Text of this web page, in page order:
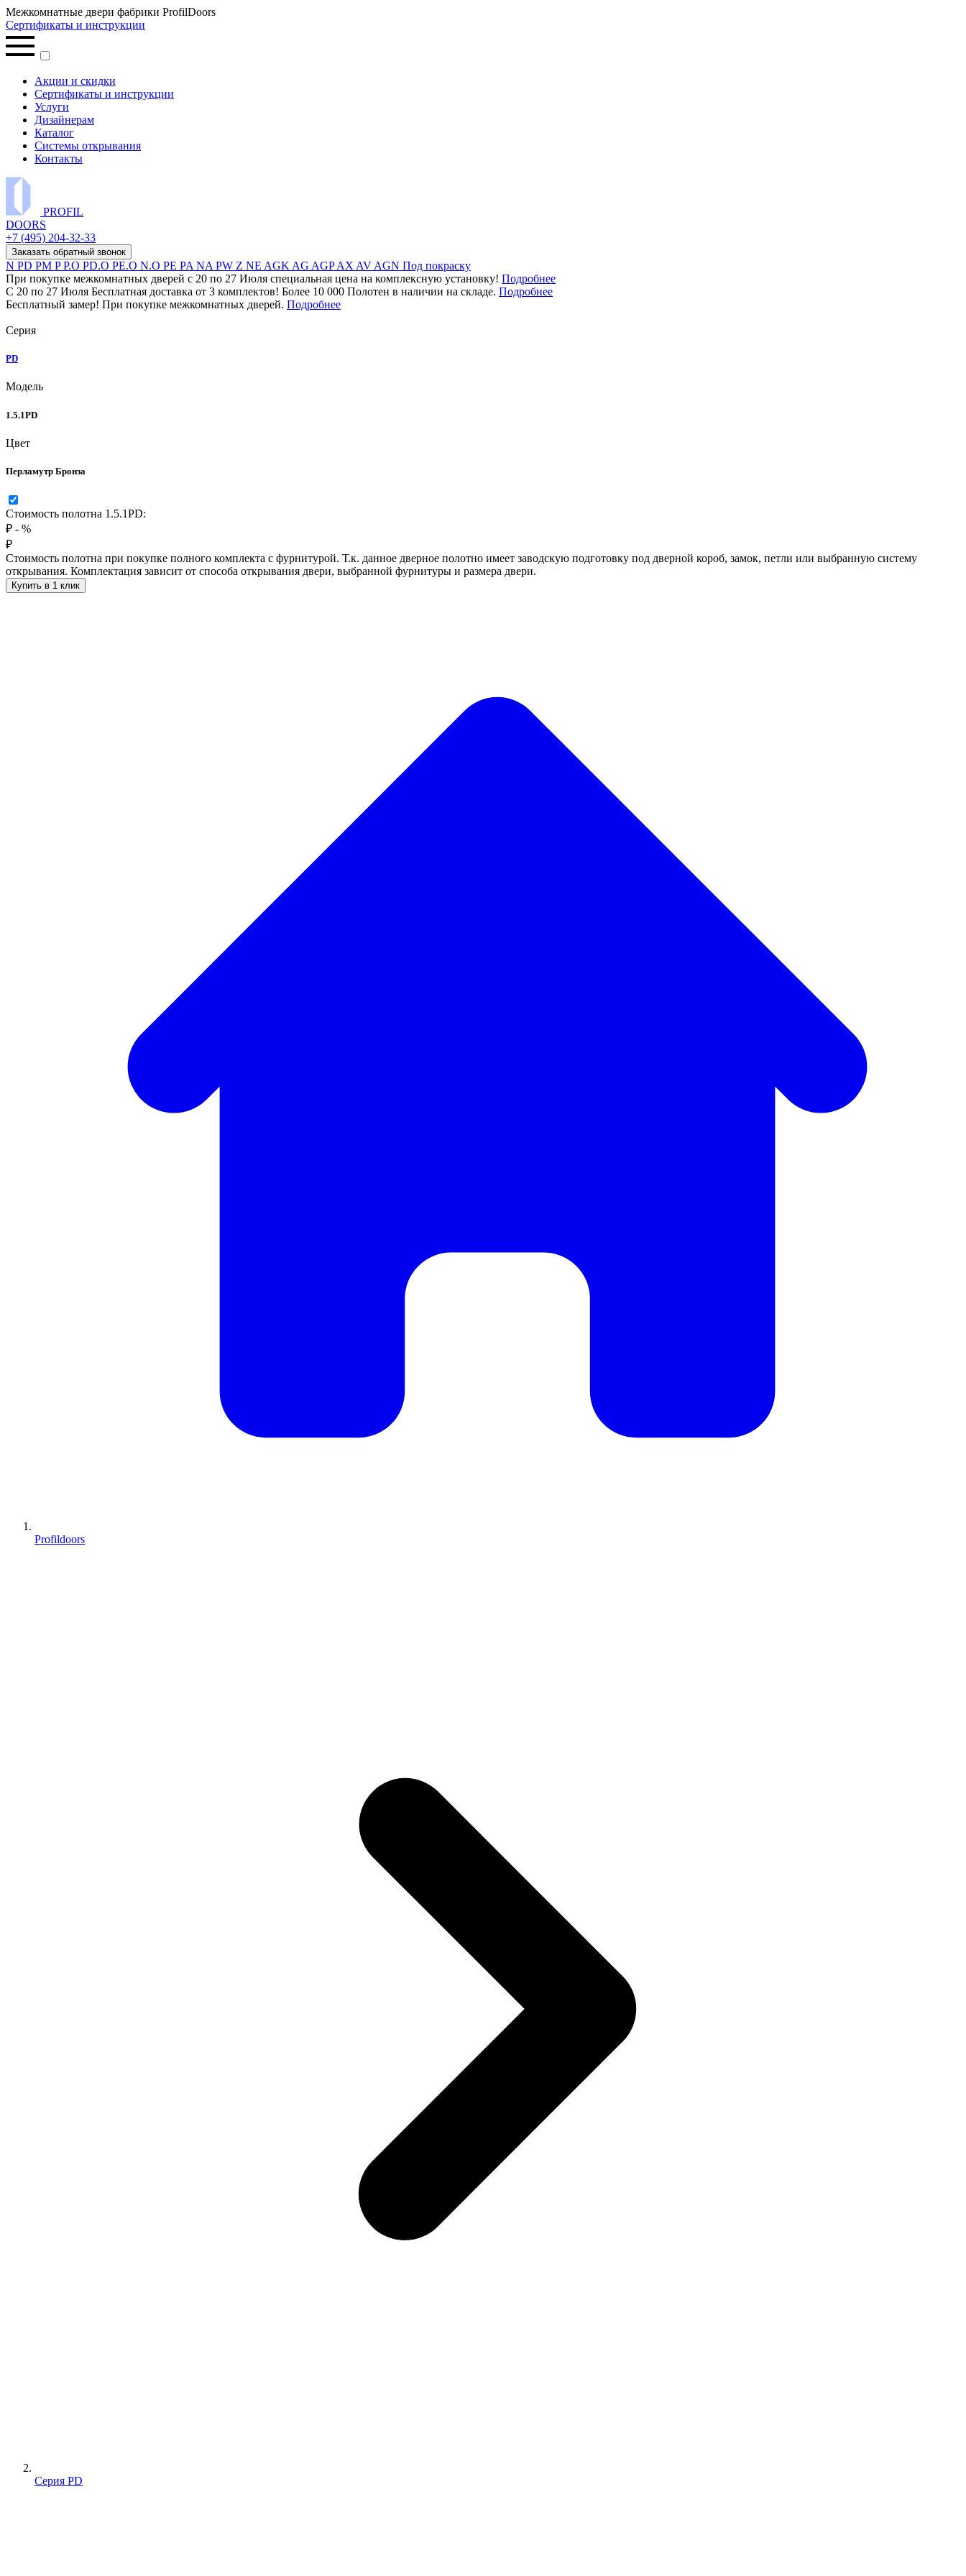
Межкомнатные двери фабрики ProfilDoors
Сертификаты и инструкции
Акции и скидки
Сертификаты и инструкции
Услуги
Дизайнерам
Каталог
Системы открывания
Контакты
PROFIL
DOORS
+7 (495) 204-32-33
Заказать обратный звонок
N PD PM PP.O PD.O PE.O N.O PE PA NA PW Z NE AGK AG AGPAX AV AGN Под покраску
При покупке межкомнатных дверей c 20 по 27 Июля специальная цена на комплексную установку! Подробнее
С 20 по 27 Июля Бесплатная доставка от 3 комплектов! Более 10 000 Полотен в наличии на складе. Подробнее
Бесплатный замер! При покупке межкомнатных дверей. Подробнее
Серия
PD
Модель
1.5.1PD
Цвет
Перламутр Бронза
Стоимость полотна 1.5.1PD:
₽ - %
₽
Стоимость полотна при покупке полного комплекта с фурнитурой. Т.к. данное дверное полотно имеет заводскую подготовку под дверной короб, замок, петли или выбранную систему
открывания. Комплектация зависит от способа открывания двери, выбранной фурнитуры и размера двери.
Купить в 1 клик
Profildoors
Серия PD